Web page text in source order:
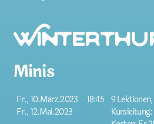
Minis
Fr., 10.März.2023
Fr., 12.Mai.2023
18:45 9